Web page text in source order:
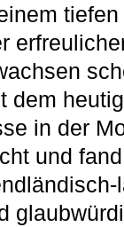
dem
in der
und